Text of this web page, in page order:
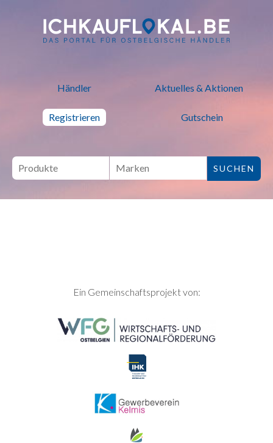
ich kauf lokal - Bei lokalen
Händler Aktuelles & Aktionen
Registrieren Gutschein
SEITENFUSSEin Gemeinschaftsprojekt von: